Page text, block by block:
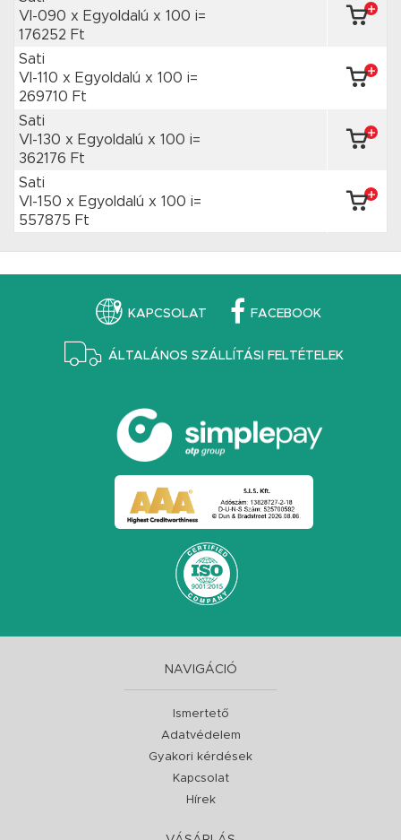
VI-090 x Egyoldalú x 100 i=
176252 Ft
Sati
VI-110 x Egyoldalú x 100 i=
269710 Ft
Sati
VI-130 x Egyoldalú x 100 i=
362176 Ft
Sati
VI-150 x Egyoldalú x 100 i=
557875 Ft
KAPCSOLAT FACEBOOK
ÁLTALÁNOS SZÁLLÍTÁSI FELTÉTELEK
NAVIGÁCIÓ
Ismertető
Adatvédelem
Gyakori kérdések
Kapcsolat
Hírek